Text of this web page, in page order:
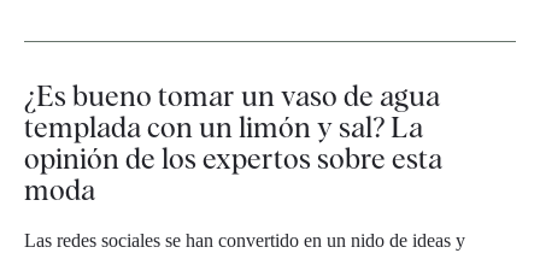
¿Es bueno tomar un vaso de agua
templada con un limón y sal? La
opinión de los expertos sobre esta
moda
Las redes sociales se han convertido en un nido de ideas y